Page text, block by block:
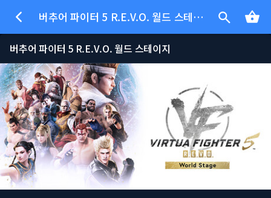
버추어 파이터 5 R.E.V.O. 월드 스테이지
버추어 파이터 5 R.E.V.O. 월드 스테이지